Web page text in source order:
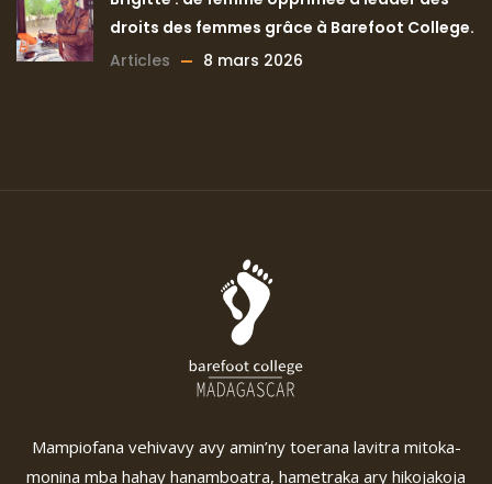
droits des femmes grâce à Barefoot College.
Articles
8 mars 2026
Mampiofana vehivavy avy amin’ny toerana lavitra mitoka-
monina mba hahay hanamboatra, hametraka ary hikojakoja